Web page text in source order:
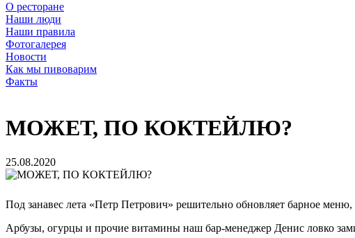
О ресторане
Наши люди
Наши правила
Фотогалерея
Новости
Как мы пивоварим
Факты
МОЖЕТ, ПО КОКТЕЙЛЮ?
25.08.2020
Под занавес лета «Петр Петрович» решительно обновляет барное
Арбузы, огурцы и прочие витамины наш бар-менеджер Денис ловко